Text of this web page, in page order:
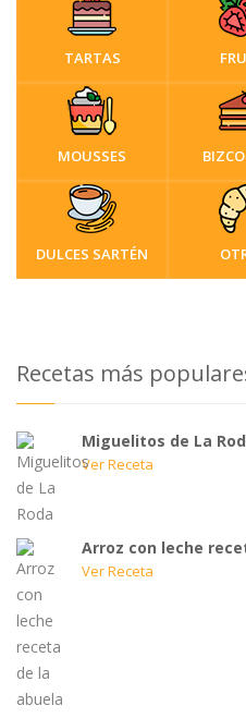
TARTAS
MOUSSES
DULCES SARTÉN
Recetas más
Miguelitos de La
Ver Receta
Arroz con leche
Ver Receta